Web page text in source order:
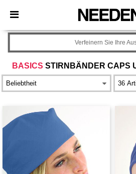
× Needen App
Bessere Preise in der App!
BASICS STIRNBÄNDER CAPS
Verfeinern Sie Ihre